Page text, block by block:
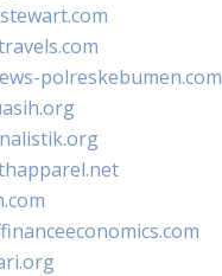
polreskebumen.com